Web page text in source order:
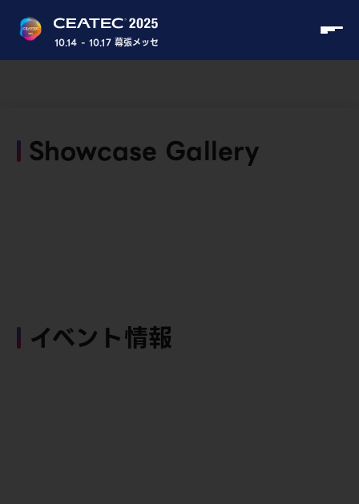
10.14 - 10.17 幕張メッセ
Showcase Gallery
イベント情報